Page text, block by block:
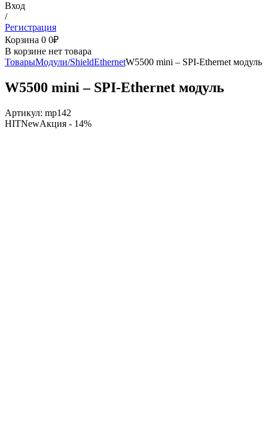
Вход
/
Регистрация
Корзина 0 0₽
В корзине нет товара
ТоварыМодули/ShieldEthernetW5500 mini – SPI-Ethernet модуль
W5500 mini – SPI-Ethernet модуль
Артикул: mp142
HITNewАкция - 14%